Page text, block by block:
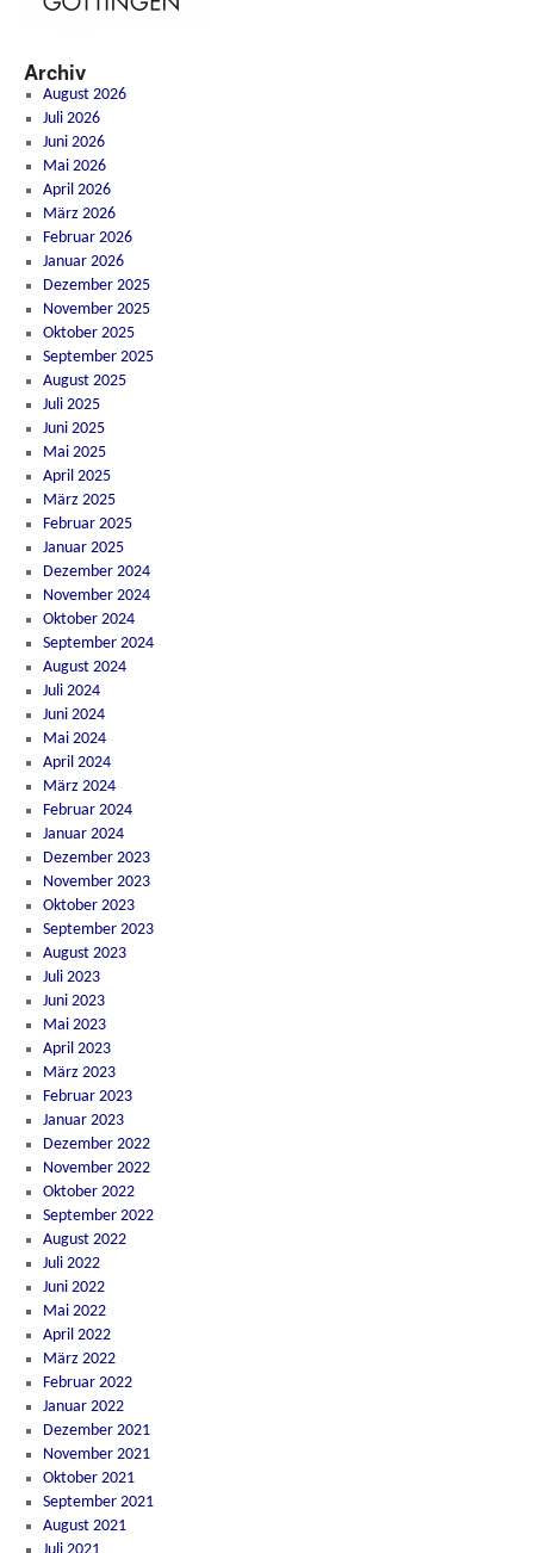
Archiv
August 2026
Juli 2026
Juni 2026
Mai 2026
April 2026
März 2026
Februar 2026
Januar 2026
Dezember 2025
November 2025
Oktober 2025
September 2025
August 2025
Juli 2025
Juni 2025
Mai 2025
April 2025
März 2025
Februar 2025
Januar 2025
Dezember 2024
November 2024
Oktober 2024
September 2024
August 2024
Juli 2024
Juni 2024
Mai 2024
April 2024
März 2024
Februar 2024
Januar 2024
Dezember 2023
November 2023
Oktober 2023
September 2023
August 2023
Juli 2023
Juni 2023
Mai 2023
April 2023
März 2023
Februar 2023
Januar 2023
Dezember 2022
November 2022
Oktober 2022
September 2022
August 2022
Juli 2022
Juni 2022
Mai 2022
April 2022
März 2022
Februar 2022
Januar 2022
Dezember 2021
November 2021
Oktober 2021
September 2021
August 2021